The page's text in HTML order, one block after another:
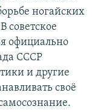
ногайских
советское
официально
СССР
и другие
своё